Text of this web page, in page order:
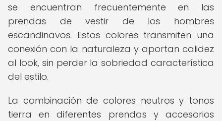
se encuentran frecuentemente en las
prendas de vestir de los hombres
escandinavos. Estos colores transmiten una
conexión con la naturaleza y aportan calidez
al look, sin perder la sobriedad característica
del estilo.
La combinación de colores neutros y tonos
tierra en diferentes prendas y accesorios